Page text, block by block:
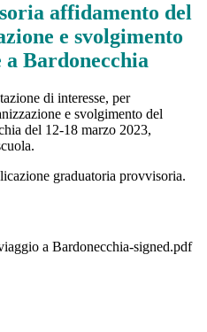
affidamento del
e svolgimento
Bardonecchia
di interesse, per
e svolgimento del
del 12-18 marzo 2023,
graduatoria provvisoria.
a Bardonecchia-signed.pdf